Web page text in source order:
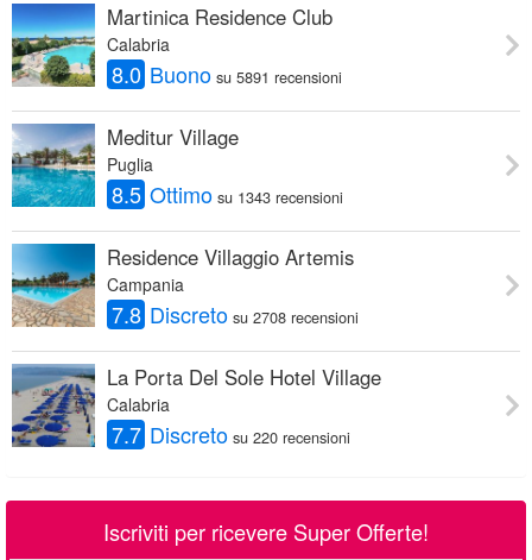
Martinica Residence Club
Calabria
8.0 Buono su 5891 recensioni
Meditur Village
Puglia
8.5 Ottimo su 1343 recensioni
Residence Villaggio Artemis
Campania
7.8 Discreto su 2708 recensioni
La Porta Del Sole Hotel Village
Calabria
7.7 Discreto su 220 recensioni
Iscriviti per ricevere Super Offerte!